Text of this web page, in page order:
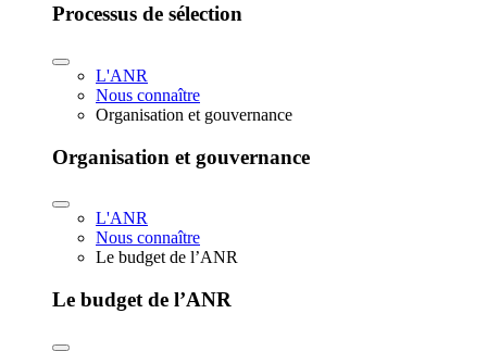
Processus de sélection
L'ANR
Nous connaître
Organisation et gouvernance
Organisation et gouvernance
L'ANR
Nous connaître
Le budget de l’ANR
Le budget de l’ANR